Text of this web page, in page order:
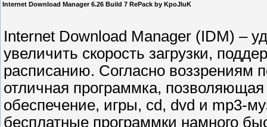
Internet Download Manager 6.26 Build 7 RePack by KpoJIuK
Internet Download Manager (IDM) –
увеличить скорость загрузки,
расписанию. Согласно воззрениям
отличная программка,
обеспечение, игры, cd, dvd и mp3-
бесплатные программки намного